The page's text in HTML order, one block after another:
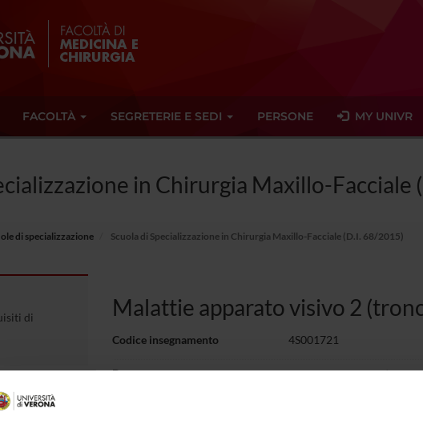
FACOLTÀ SEGRETERIE E SEDI PERSONE MY UNIVR
in Chirurgia Maxillo-Facciale
di specializzazione Scuola di Specializzazione in Chirurgia Maxillo-Facciale (D.I. 68/2015)
di
Malattie apparato visivo 2
Codice insegnamento 4S001721
Docente non ancora assegnato